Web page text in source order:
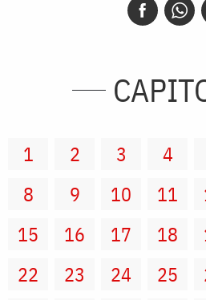
1 2 3 4
8
9 10 11
15
16 17 18
22
23 24 25